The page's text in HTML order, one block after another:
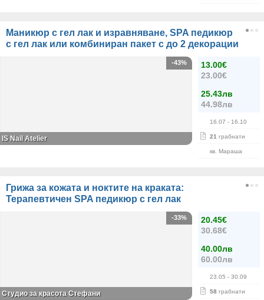
Маникюр с гел лак и изравняване, SPA педикюр
с гел лак или комбиниран пакет с до 2 декорации
13.00€
23.00€
25.43лв
44.98лв
16.07 - 16.10
21 грабнати
кв. Мараша
-43%
IS Nail Atelier
Грижа за кожата и ноктите на краката:
Терапевтичен SPA педикюр с гел лак
20.45€
30.68€
40.00лв
60.00лв
23.05 - 30.09
58 грабнати
-33%
Студио за красота Стефани